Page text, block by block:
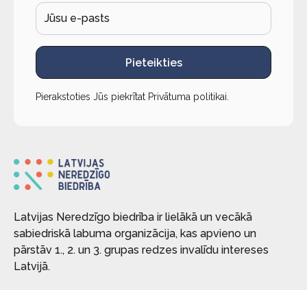
Pieteikties
Pierakstoties Jūs piekrītat Privātuma politikai
Latvijas Neredzīgo biedrība ir lielākā un vecākā
sabiedriskā labuma organizācija, kas apvieno un
pārstāv 1., 2. un 3. grupas redzes invalīdu intereses
Latvijā.